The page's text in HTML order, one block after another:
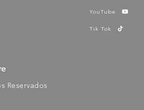
YouTube
Tik Tok
Reservados